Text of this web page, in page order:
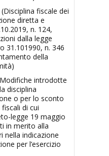
fiscale dei
diretta e
n. 124,
dalla legge
31.101990, n. 346
della
introdotte
disciplina
o per lo sconto
di cui
legge 19 maggio
in merito alla
nella indicazione
per l’esercizio